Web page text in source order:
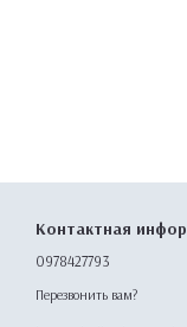
Контактная
0978427793
Перезвонить вам?